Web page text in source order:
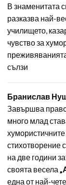
В знаменитата
разказва най-
училището,
чувство за
сълзи
Бранислав
Завършва
много млад
стихотворение
на две години
своята весела
една от най-